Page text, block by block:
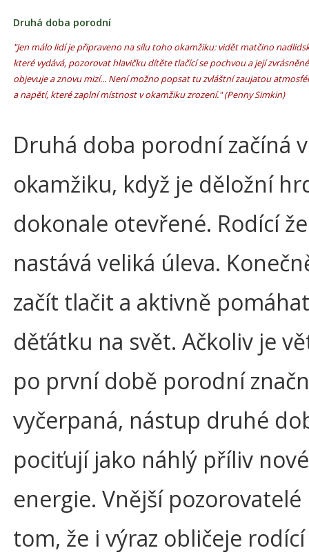
Druhá doba porodní
"Jen málo lidí je připraveno na sílu toho okamžiku: vidět matčino
které vydává, pozorovat hlavičku dítěte tlačící se pochvou a její
objevuje a znovu mizí... Není možno popsat tu zvláštní zaujatou
a napětí, které zaplní místnost v okamžiku zrození." (Penny Simkin)
Druhá doba porodní začíná v
okamžiku, když je děložní
dokonale otevřené. Rodící
nastává veliká úleva.
začít tlačit a aktivně
děťátku na svět. Ačkoliv je
po první době porodní
vyčerpaná, nástup druhé
pociťují jako náhlý příliv
energie. Vnější
tom, že i výraz obličeje